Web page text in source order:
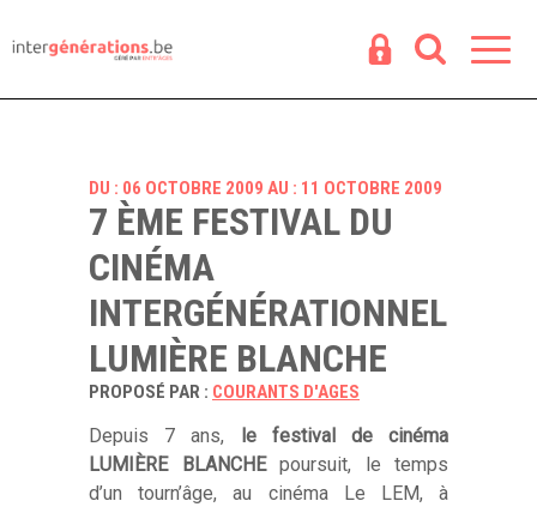
DU : 06 OCTOBRE 2009 AU : 11 OCTOBRE 2009
7 ÈME FESTIVAL DU
CINÉMA
INTERGÉNÉRATIONNEL
LUMIÈRE BLANCHE
PROPOSÉ PAR : COURANTS D'AGES
Depuis 7 ans,
le festival de cinéma
LUMIÈRE BLANCHE poursuit, le temps
d’un tourn’âge, au cinéma Le LEM, à